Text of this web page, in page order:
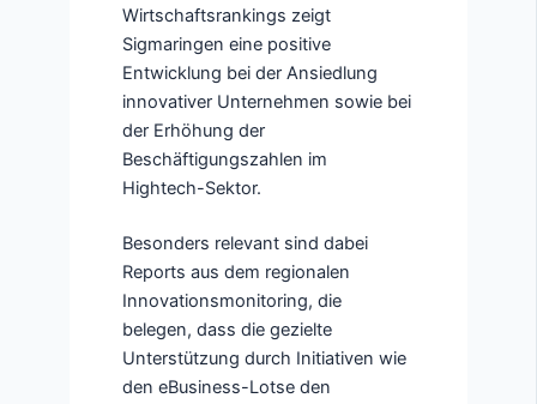
Wirtschaftsrankings zeigt
Sigmaringen eine positive
Entwicklung bei der Ansiedlung
innovativer Unternehmen sowie bei
der Erhöhung der
Beschäftigungszahlen im
Hightech-Sektor.
Besonders relevant sind dabei
Reports aus dem regionalen
Innovationsmonitoring, die
belegen, dass die gezielte
Unterstützung durch Initiativen wie
den eBusiness-Lotse den